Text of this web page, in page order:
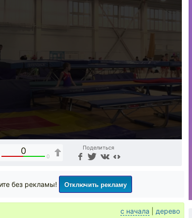
0
0
Поделиться
без рекламы! Отключить рекламу
с начала дерево